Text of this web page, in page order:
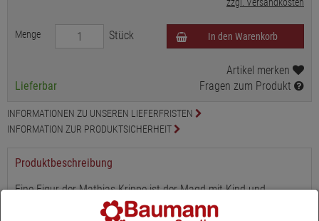
Menge Stück In den Warenkorb
Lieferbar
Artikel merken
Fragen zum Produkt
INFORMATIONEN ZU UNSEREN LIEFERFRISTEN
INFORMATION ZUR PRODUKTSICHERHEIT
Produktbeschreibung
Eine Figur der Mathias Krippe ist der Magd mit Kind und
Hühnern. Die Mathias Krippe ist eine hochwertige Sammlerkrippe